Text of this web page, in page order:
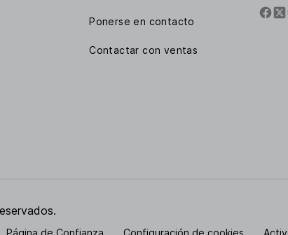
Ponerse en contacto
Contactar con ventas